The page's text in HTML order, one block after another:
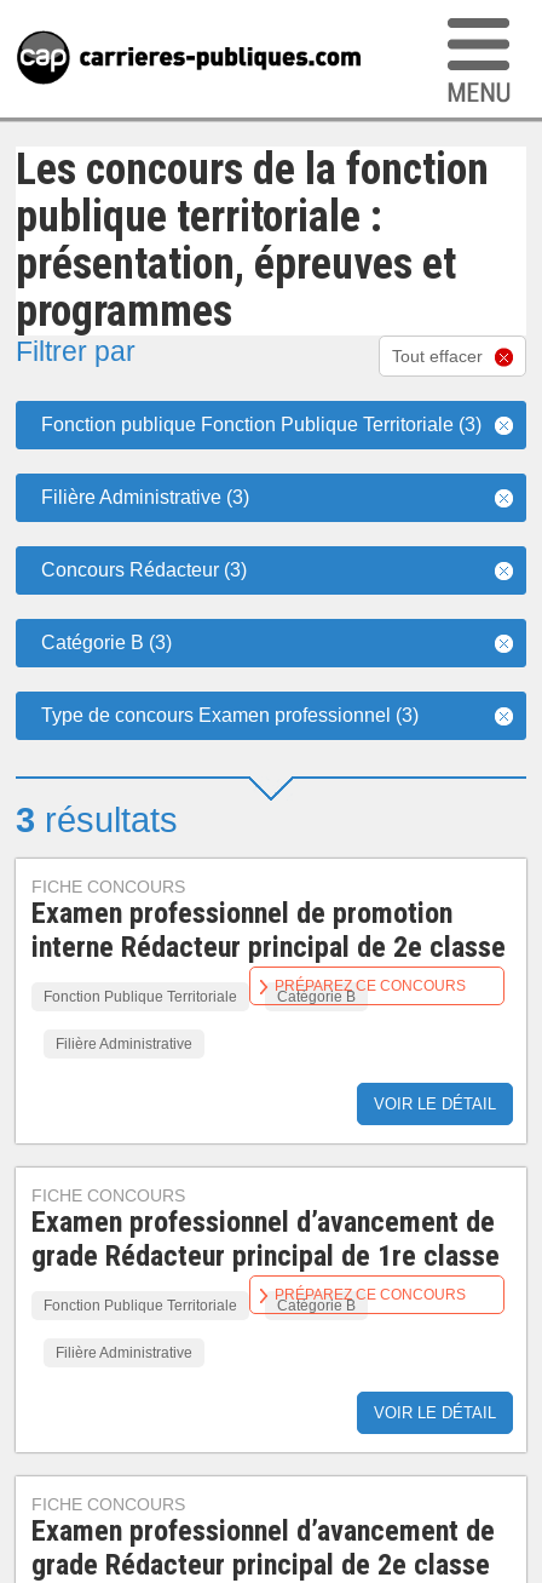
Les concours de la fonction
publique territoriale :
présentation, épreuves et
programmes
Filtrer par Tout effacer
Fonction publique Fonction Publique Territoriale (3)
Filière Administrative (3)
Concours Rédacteur (3)
Catégorie B (3)
Type de concours Examen professionnel (3)
3 résultats
FICHE CONCOURS
Examen professionnel de promotion
interne Rédacteur principal de 2e classe
Fonction Publique Territoriale Catégorie B
Filière Administrative
VOIR LE DÉTAIL
PRÉPAREZ CE CONCOURS
FICHE CONCOURS
Examen professionnel d’avancement de
grade Rédacteur principal de 1re classe
Fonction Publique Territoriale Catégorie B
Filière Administrative
VOIR LE DÉTAIL
PRÉPAREZ CE CONCOURS
FICHE CONCOURS
Examen professionnel d’avancement de
grade Rédacteur principal de 2e classe